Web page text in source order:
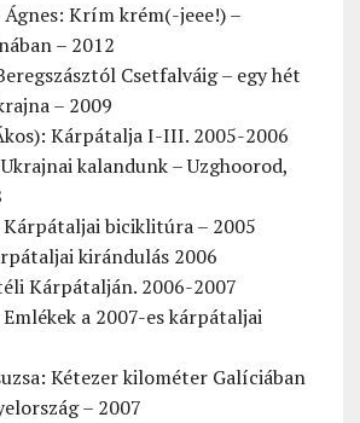
Krím krém(-jeee!) –
– 2012
Csetfalváig – egy hét
– 2009
Kárpátalja I-III. 2005-2006
kalandunk – Uzghoorod,
Kárpátaljai biciklitúra – 2005
kirándulás 2006
Kárpátalján. 2006-2007
a 2007-es kárpátaljai
Kétezer kilométer Galíciában
– 2007